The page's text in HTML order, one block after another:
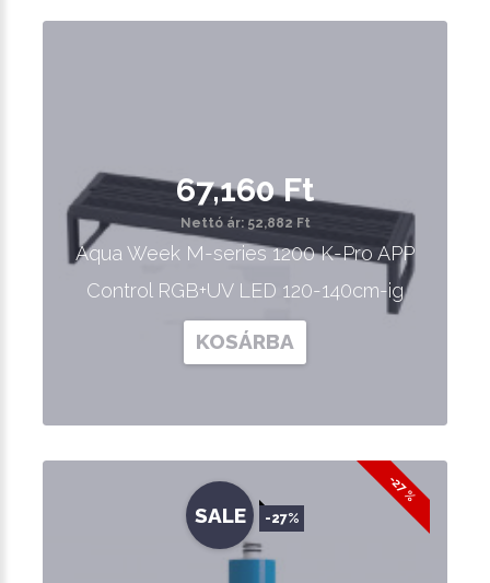
67,160 Ft
Nettó ár: 52,882 Ft
Aqua Week M-series 1200 K-Pro APP
Control RGB+UV LED 120-140cm-ig
KOSÁRBA
-27 %
SALE -27%